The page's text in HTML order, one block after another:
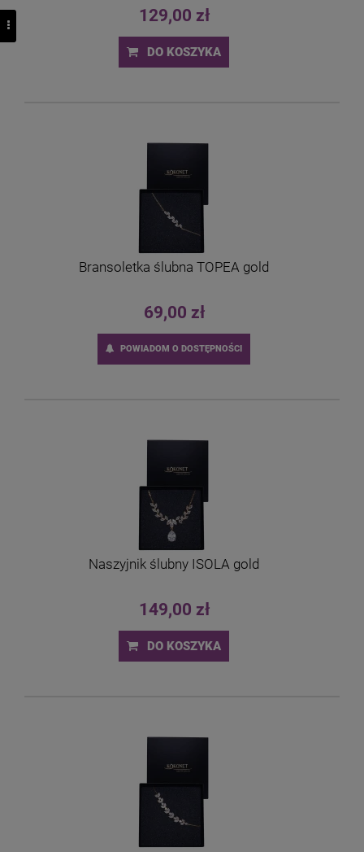
129,00 zł
DO KOSZYKA
Bransoletka ślubna TOPEA gold
69,00 zł
POWIADOM O DOSTĘPNOŚCI
Naszyjnik ślubny ISOLA gold
149,00 zł
DO KOSZYKA